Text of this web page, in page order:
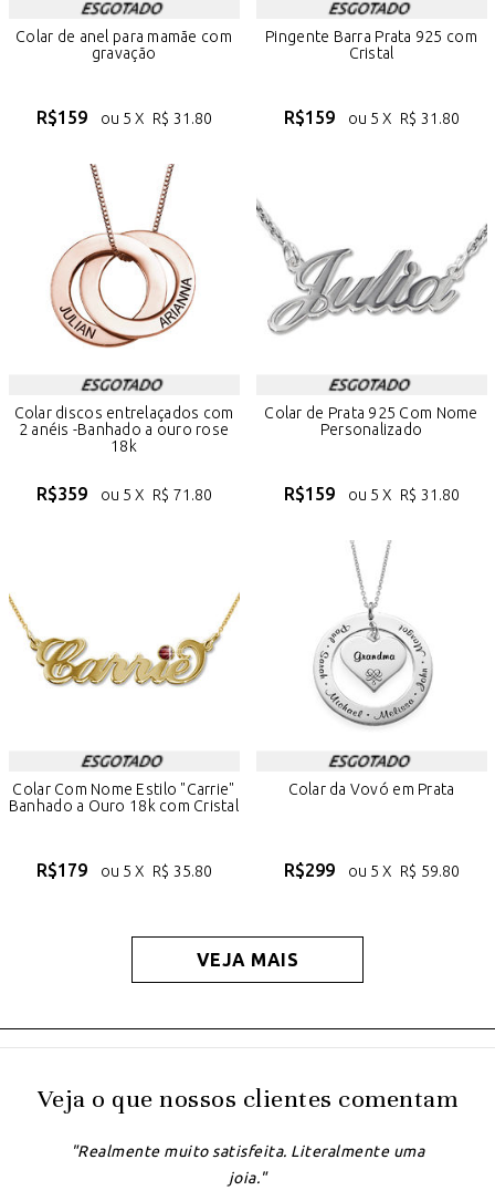
Colar de anel para mamãe com
gravação
R$159 ou 5 X R$ 31.80
Pingente Barra Prata 925 com
Cristal
R$159 ou 5 X R$ 31.80
Colar discos entrelaçados com
2 anéis -Banhado a ouro rose
18k
R$359 ou 5 X R$ 71.80
Colar de Prata 925 Com Nome
Personalizado
R$159 ou 5 X R$ 31.80
Colar Com Nome Estilo "Carrie"
Banhado a Ouro 18k com Cristal
R$179 ou 5 X R$ 35.80
Colar da Vovó em Prata
R$299 ou 5 X R$ 59.80
VEJA MAIS
Veja o que nossos clientes comentam
"Realmente muito satisfeita. Literalmente uma
joia."